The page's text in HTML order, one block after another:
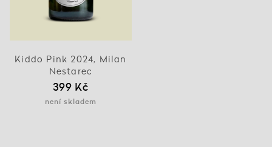
Kiddo Pink 2024, Milan
Nestarec
399 Kč
není skladem